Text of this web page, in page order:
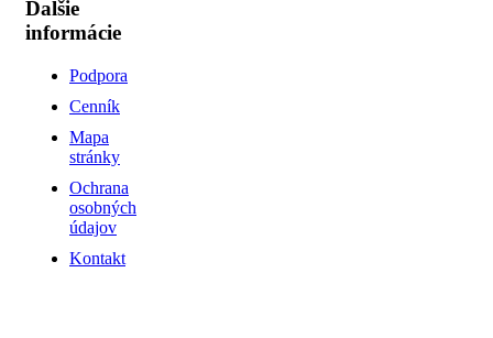
Ďalšie
informácie
Podpora
Cenník
Mapa
stránky
Ochrana
osobných
údajov
Kontakt